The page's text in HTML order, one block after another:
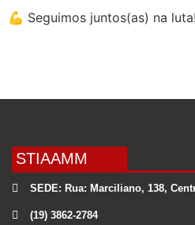
💪 Seguimos juntos(as) na luta!
STIAAMM
SEDE: Rua: Marciliano, 138,
(19) 3862-2784